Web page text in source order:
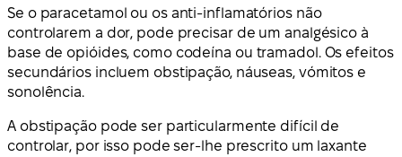
Se o paracetamol ou os anti-inflamatórios não
controlarem a dor, pode precisar de um analgésico à
base de opióides, como codeína ou tramadol. Os efeitos
secundários incluem obstipação, náuseas, vómitos e
sonolência.
A obstipação pode ser particularmente difícil de
controlar, por isso pode ser-lhe prescrito um laxante